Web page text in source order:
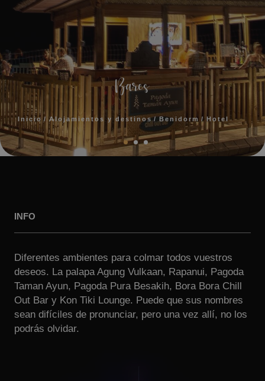
Bares
Inicio Alojamientos y destinos Benidorm Hotel
INFO
Diferentes ambientes para colmar todos vuestros
deseos. La palapa Agung Vulkaan, Rapanui, Pagoda
Taman Ayun, Pagoda Pura Besakih, Bora Bora Chill
Out Bar y Kon Tiki Lounge. Puede que sus nombres
sean difíciles de pronunciar, pero una vez allí, no los
podrás olvidar.